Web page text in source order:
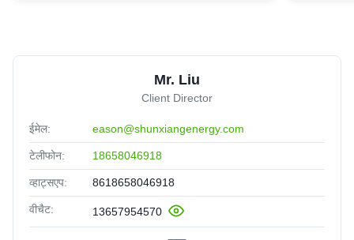
Mr. Liu
Client Director
ईमेल: eason@shunxiangenergy.com
टेलीफोन: 18658046918
व्हाट्सएप: 8618658046918
वीचैट: 13657954570